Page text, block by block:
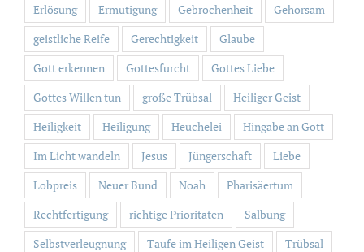
Erlösung
Ermutigung Gebrochenheit
Gehorsam
geistliche Reife
Gerechtigkeit
Glaube
Gott erkennen
Gottesfurcht
Gottes Liebe
Gottes Willen tun
große Trübsal
Heiliger Geist
Heiligkeit
Heiligung Heuchelei
Hingabe an Gott
Im Licht wandeln
Jesus Jüngerschaft
Liebe
Lobpreis
Neuer Bund Noah
Pharisäertum
Rechtfertigung
richtige Prioritäten
Salbung
Selbstverleugnung
Taufe im Heiligen Geist
Trübsal